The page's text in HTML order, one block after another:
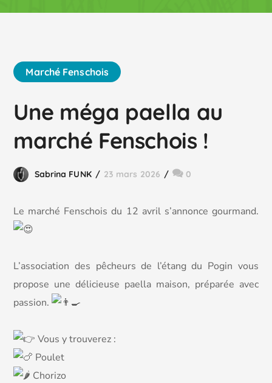
Marché Fenschois
Une méga paella au
marché Fenschois !
Sabrina FUNK 23 mars 2026 0
Le marché Fenschois du 12 avril s’annonce gourmand.
L’association des pêcheurs de l’étang du Pogin vous
propose une délicieuse paella maison, préparée avec
passion.
Vous y trouverez :
Poulet
Chorizo